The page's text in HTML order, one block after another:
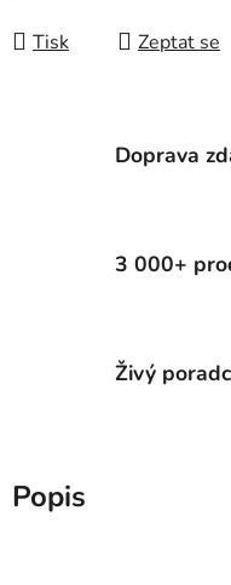
Tisk Zeptat se
Doprava
3 000+
Živý
Popis